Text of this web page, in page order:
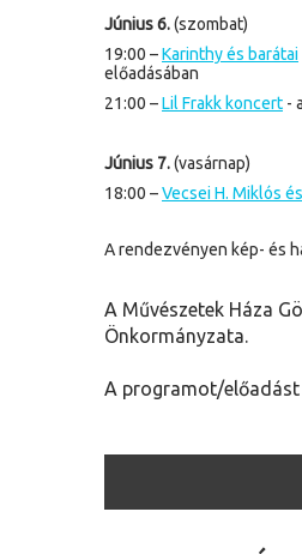
Június 6.(szombat)
19:00 –Karinthy és barátai
előadásában
21:00 –Lil Frakk koncert -
Június 7.(vasárnap)
18:00 –Vecsei H. Miklós
A rendezvényen kép- és
A Művészetek Háza
Önkormányzata.
A programot/